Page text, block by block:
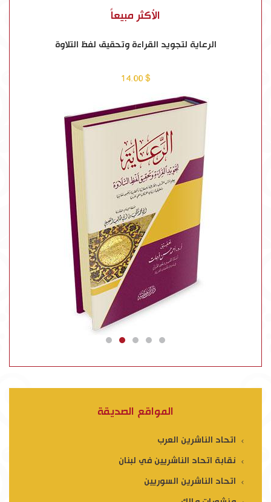
الأكثر مبيعاً
الرعاية لتجويد القراءة وتحقيق لفظ التلاوة
$ 14.00
المواقع الصديقة
اتحاد الناشرين العرب
نقابة اتحاد الناشريين في لبنان
اتحاد الناشرين السوريين